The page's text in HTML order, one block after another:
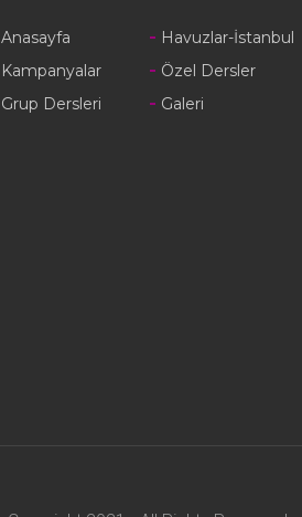
Anasayfa
Havuzlar-İstanbul
Kampanyalar
Özel Dersler
Grup Dersleri
Galeri